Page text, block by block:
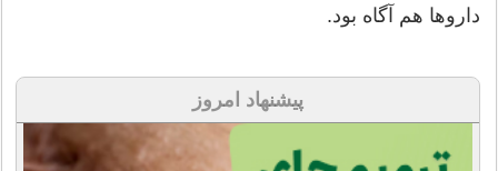
داروها هم آگاه بود.
پیشنهاد امروز